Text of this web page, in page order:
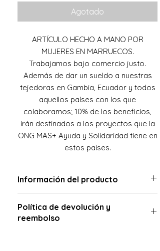
Agotado
ARTÍCULO HECHO A MANO POR
MUJERES EN MARRUECOS.
Trabajamos bajo comercio justo.
Además de dar un sueldo a nuestras
tejedoras en Gambia, Ecuador y todos
aquellos países con los que
colaboramos; 10% de los beneficios,
irán destinados a los proyectos que la
ONG MAS+ Ayuda y Solidaridad tiene en
estos paises.
Información del producto
Política de devolución y
reembolso